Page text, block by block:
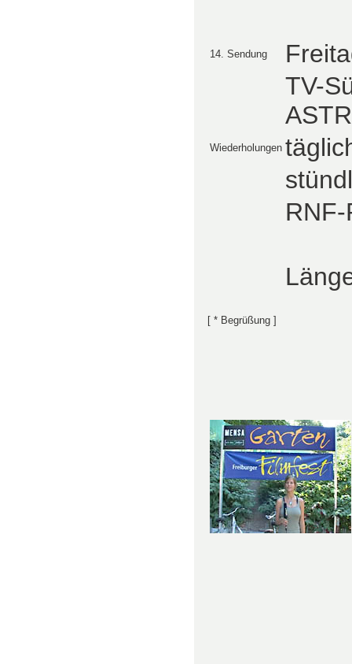
14. Sendung
TV-
Wiederholungen
[ * Begrüßung ]